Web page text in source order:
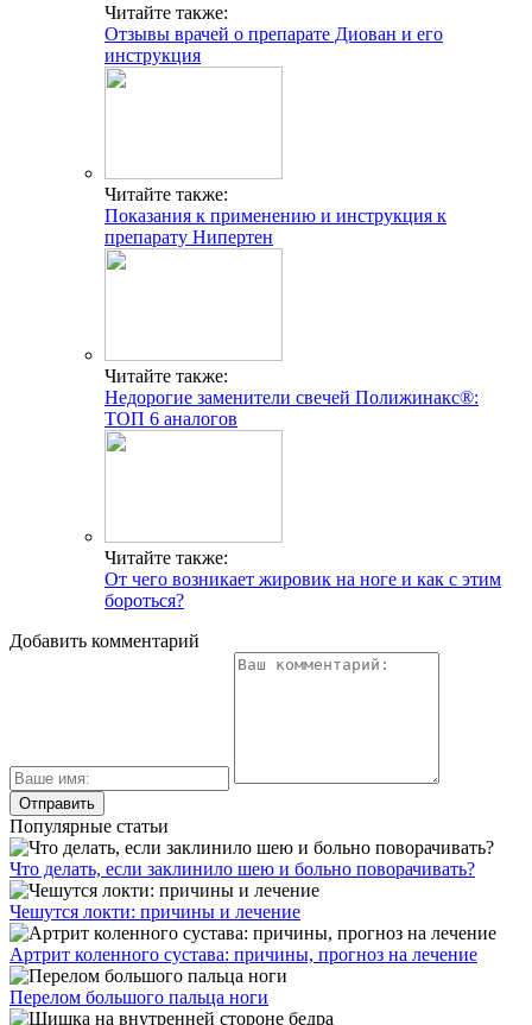
Читайте также:
Отзывы врачей о препарате Диован и его
инструкция
Читайте также:
Показания к применению и инструкция к
препарату Нипертен
Читайте также:
Недорогие заменители свечей Полижинакс®:
ТОП 6 аналогов
Читайте также:
От чего возникает жировик на ноге и как с этим
бороться?
Добавить комментарий
Популярные статьи
Что делать, если заклинило шею и больно поворачивать?
Чешутся локти: причины и лечение
Артрит коленного сустава: причины, прогноз на лечение
Перелом большого пальца ноги